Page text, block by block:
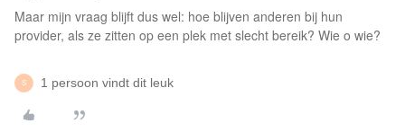
Maar mijn vraag blijft dus wel: hoe blijven anderen bij hun
provider, als ze zitten op een plek met slecht bereik? Wie o wie?
S 1 persoon vindt dit leuk